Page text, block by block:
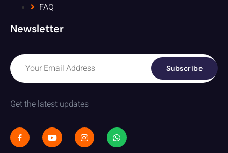
FAQ
Newsletter
Subscribe
Get the latest updates